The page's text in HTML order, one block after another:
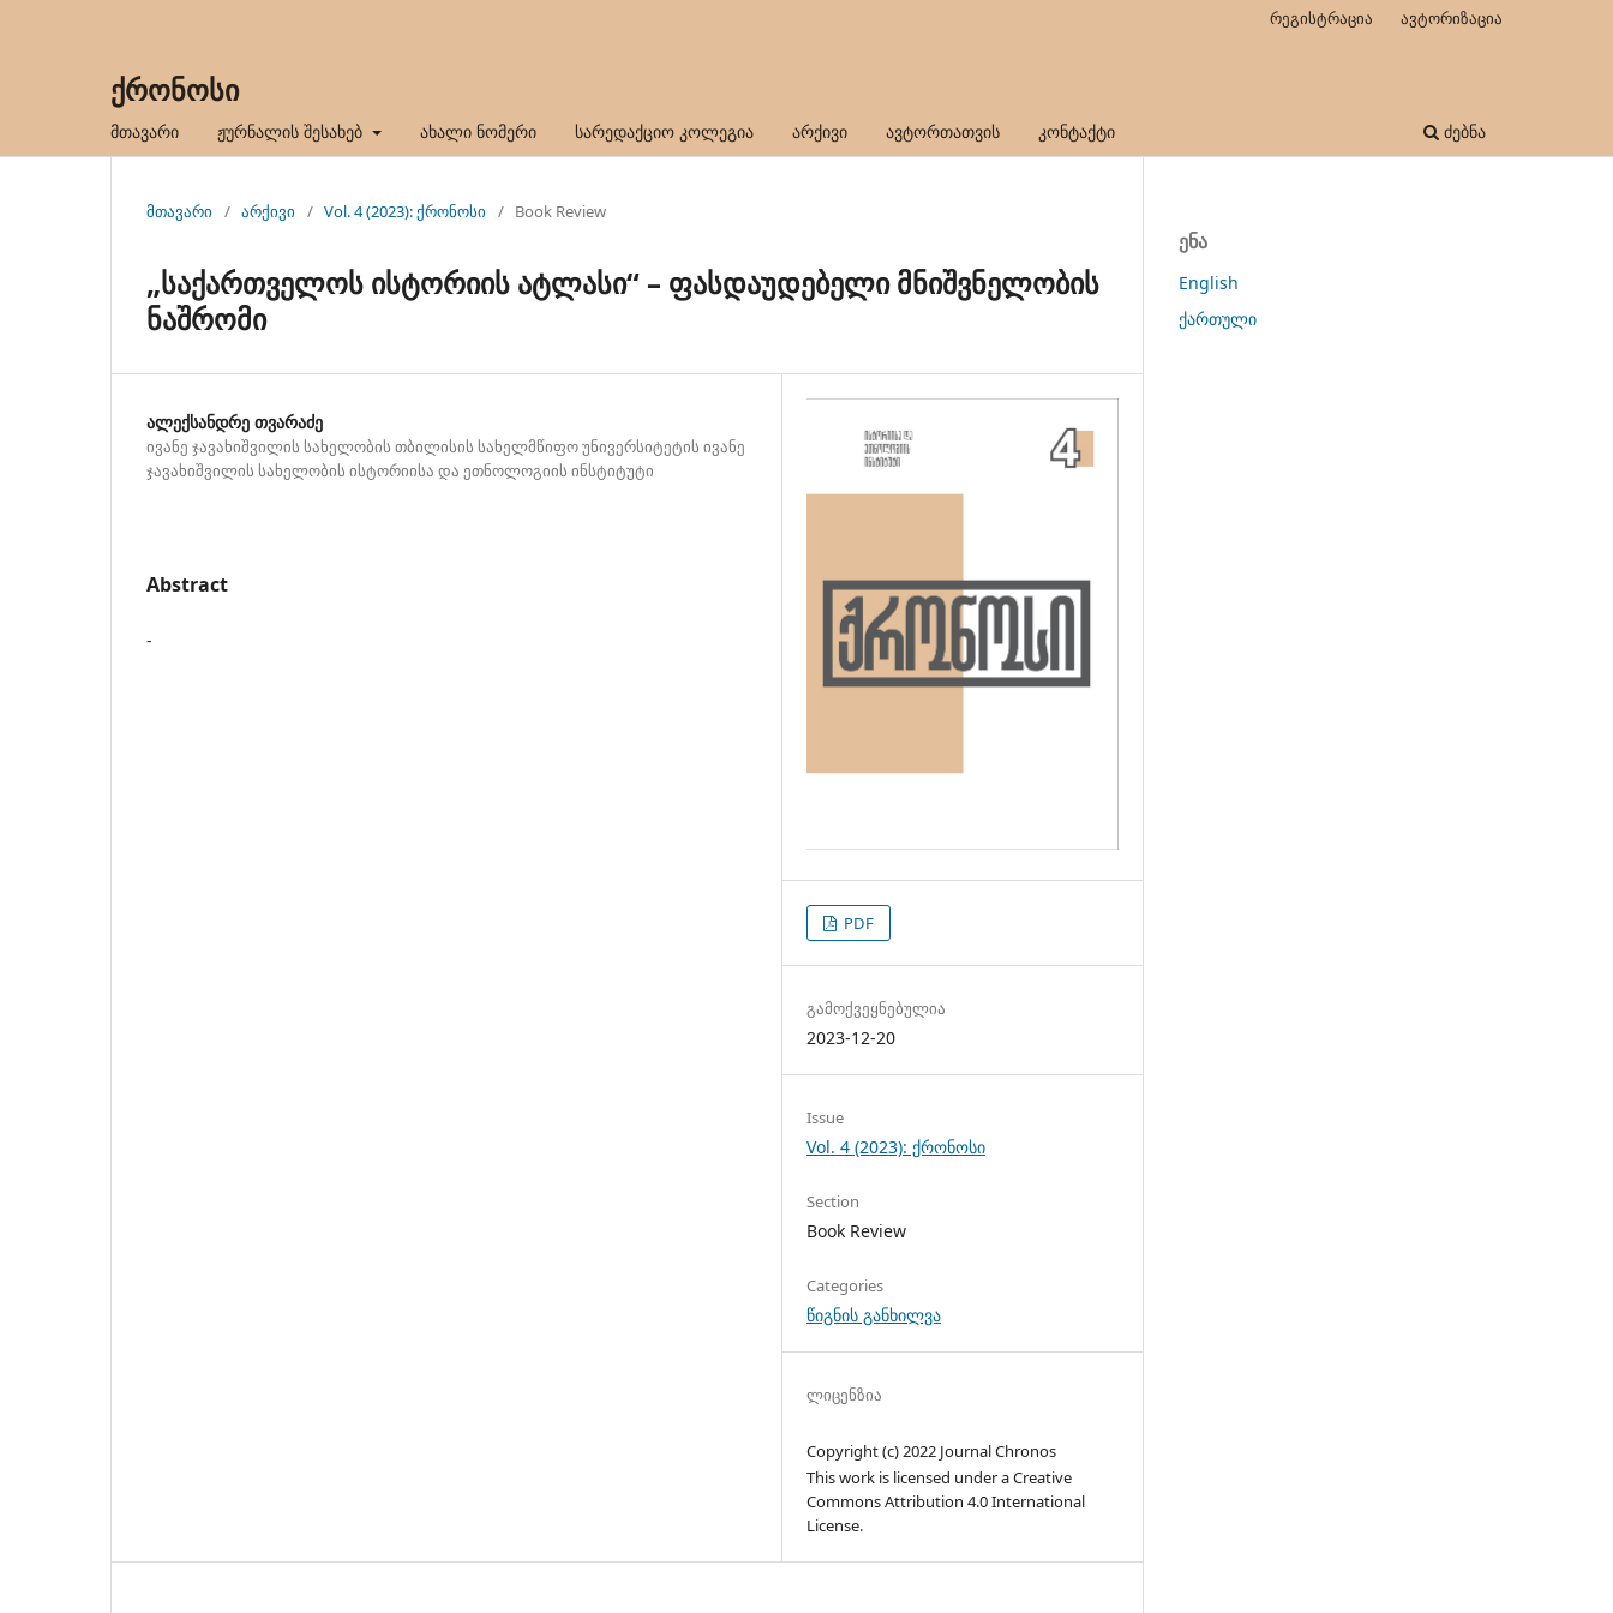
ქრონოსი
მთავარი ჟურნალის შესახებ ახალი ნომერი სარედაქციო კოლეგია არქივი ავტორთათვის კონტაქტი ძებნა
რეგისტრაცია ავტორიზაცია
მთავარი / არქივი / Vol. 4 (2023): ქრონოსი / Book Review
„საქართველოს ისტორიის ატლასი“ – ფასდაუდებელი მნიშვნელობის
ნაშრომი
ალექსანდრე თვარაძე
ივანე ჯავახიშვილის სახელობის თბილისის სახელმწიფო უნივერსიტეტის ივანე
ჯავახიშვილის სახელობის ისტორიისა და ეთნოლოგიის ინსტიტუტი
Abstract
-
PDF
გამოქვეყნებულია
2023-12-20
Issue
Vol. 4 (2023): ქრონოსი
Section
Book Review
Categories
წიგნის განხილვა
ლიცენზია
Copyright (c) 2022 Journal Chronos
This work is licensed under a Creative
Commons Attribution 4.0 International
License.
ენა
English
ქართული